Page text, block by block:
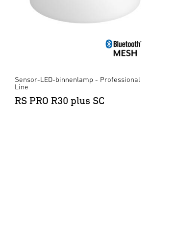
Sensor-LED-binnenlamp - Professional
Line
RS PRO R30 plus SC